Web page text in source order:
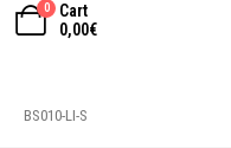
0
Cart
0,00€
BS010-LI-S